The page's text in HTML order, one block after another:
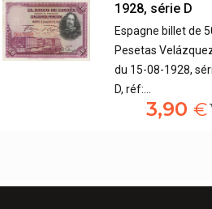
1928, série D
Espagne billet de
Pesetas
du 15-08-1928,
D, réf:…
3,90 €